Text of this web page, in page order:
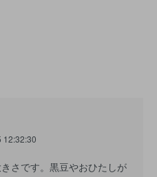
12:32:30
さです。黒豆やおひたしが